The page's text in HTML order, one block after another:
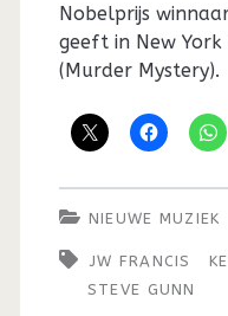
Nobelprijs
geeft in New
(Murder Mystery).
NIEUWE MUZIEK
JW FRANCIS
STEVE GUNN